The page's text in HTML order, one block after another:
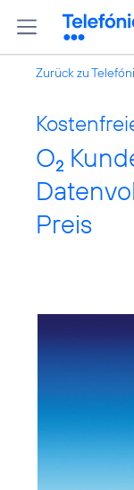
Zurück zu
O2
Preis